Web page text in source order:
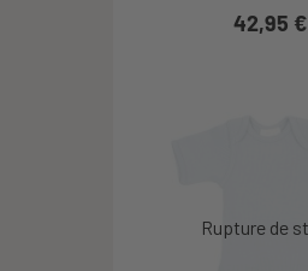
42,95 €